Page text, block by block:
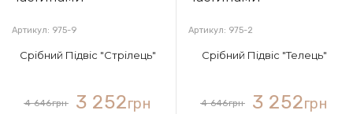
Артикул: 975-9
Срібний Підвіс "Стрілець"
4 646грн 3 252грн
Артикул: 975-2
Срібний Підвіс "Телець"
4 646грн 3 252грн